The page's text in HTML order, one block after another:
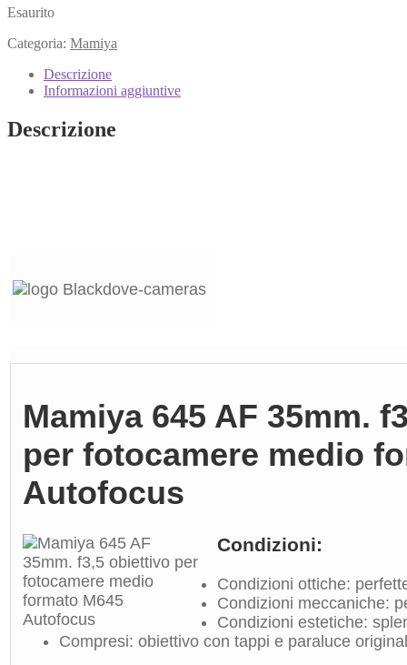
Esaurito
Categoria: Mamiya
Descrizione
Informazioni aggiuntive
Descrizione
Mamiya 645 AF 35mm.
per fotocamere medio
Autofocus
Condizioni:
Condizioni ottiche:
Condizioni meccaniche:
Condizioni estetiche:
Compresi: obiettivo con tappi e paraluce